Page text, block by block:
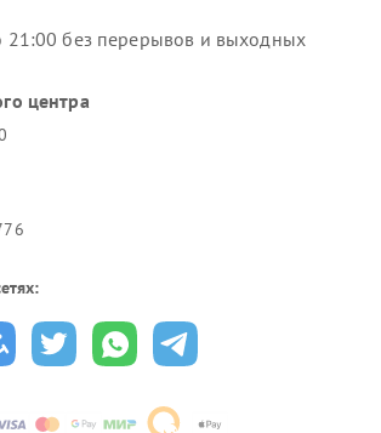
без перерывов и выходных
центра